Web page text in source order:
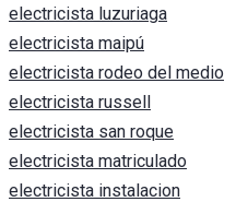
electricista luzuriaga
electricista maipú
electricista rodeo del medio
electricista russell
electricista san roque
electricista matriculado
electricista instalacion